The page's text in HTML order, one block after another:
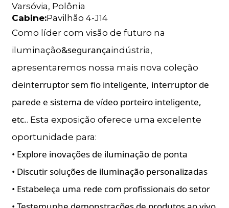
Varsóvia, Polônia
Cabine:Pavilhão 4-J14
Como líder com visão de futuro na
iluminação&segurançaindústria,
apresentaremos nossa mais nova coleção
deinterruptor sem fio inteligente, interruptor de
parede e sistema de vídeo porteiro inteligente,
etc.. Esta exposição oferece uma excelente
oportunidade para:
• Explore inovações de iluminação de ponta
• Discutir soluções de iluminação personalizadas
• Estabeleça uma rede com profissionais do setor